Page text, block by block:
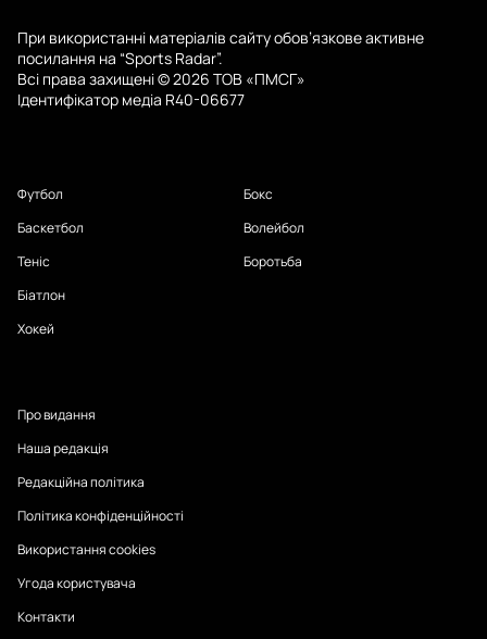
При використанні матеріалів сайту обов’язкове активне
посилання на “Sports Radar”.
Всі права захищені © 2026 ТОВ «ПМСГ»
Ідентифікатор медіа R40-06677
Футбол
Баскетбол
Теніс
Біатлон
Хокей
Бокс
Волейбол
Боротьба
Про видання
Наша редакція
Редакційна політика
Політика конфіденційності
Використання cookies
Угода користувача
Контакти